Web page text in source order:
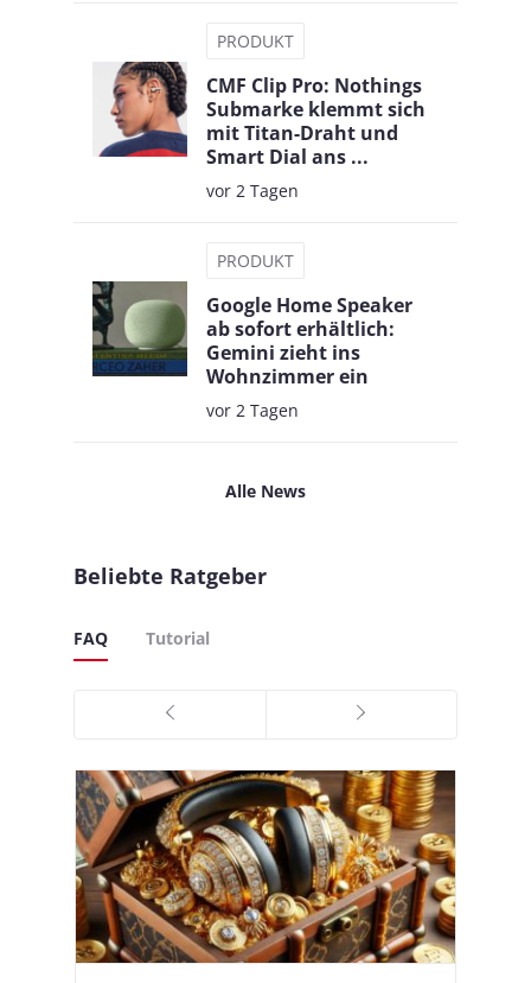
PRODUKT
CMF Clip Pro: Nothings
Submarke klemmt sich
mit Titan-Draht und
Smart Dial ans ...
vor 2 Tagen
PRODUKT
Google Home Speaker
ab sofort erhältlich:
Gemini zieht ins
Wohnzimmer ein
vor 2 Tagen
Alle News
Beliebte Ratgeber
FAQ Tutorial